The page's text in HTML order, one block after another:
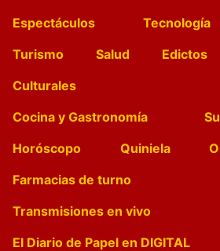
Espectáculos
Tecnología
Turismo
Salud Edictos
Culturales
Cocina y Gastronomía
Horóscopo
Quiniela
Farmacias de turno
Transmisiones en vivo
El Diario de Papel en DIGITAL